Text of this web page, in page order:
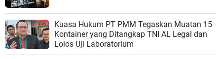
Kuasa Hukum PT PMM Tegaskan Muatan 15
Kontainer yang Ditangkap TNI AL Legal dan
Lolos Uji Laboratorium